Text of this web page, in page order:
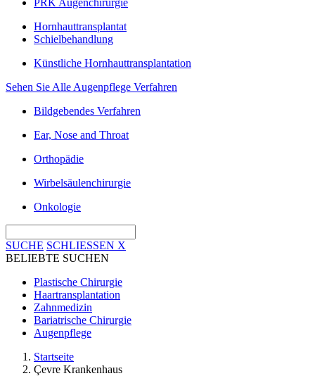
PRK Augenchirurgie
Hornhauttransplantat
Schielbehandlung
Künstliche Hornhauttransplantation
Sehen Sie Alle Augenpflege Verfahren
Bildgebendes Verfahren
Ear, Nose and Throat
Orthopädie
Wirbelsäulenchirurgie
Onkologie
SUCHE SCHLIESSEN X
BELIEBTE SUCHEN
Plastische Chirurgie
Haartransplantation
Zahnmedizin
Bariatrische Chirurgie
Augenpflege
Startseite
Çevre Krankenhaus